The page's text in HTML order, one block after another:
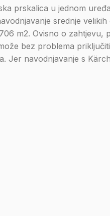
prskalica u jednom
srednje
m2. Ovisno o zahtjevu,
bez problema
Jer navodnjavanje s